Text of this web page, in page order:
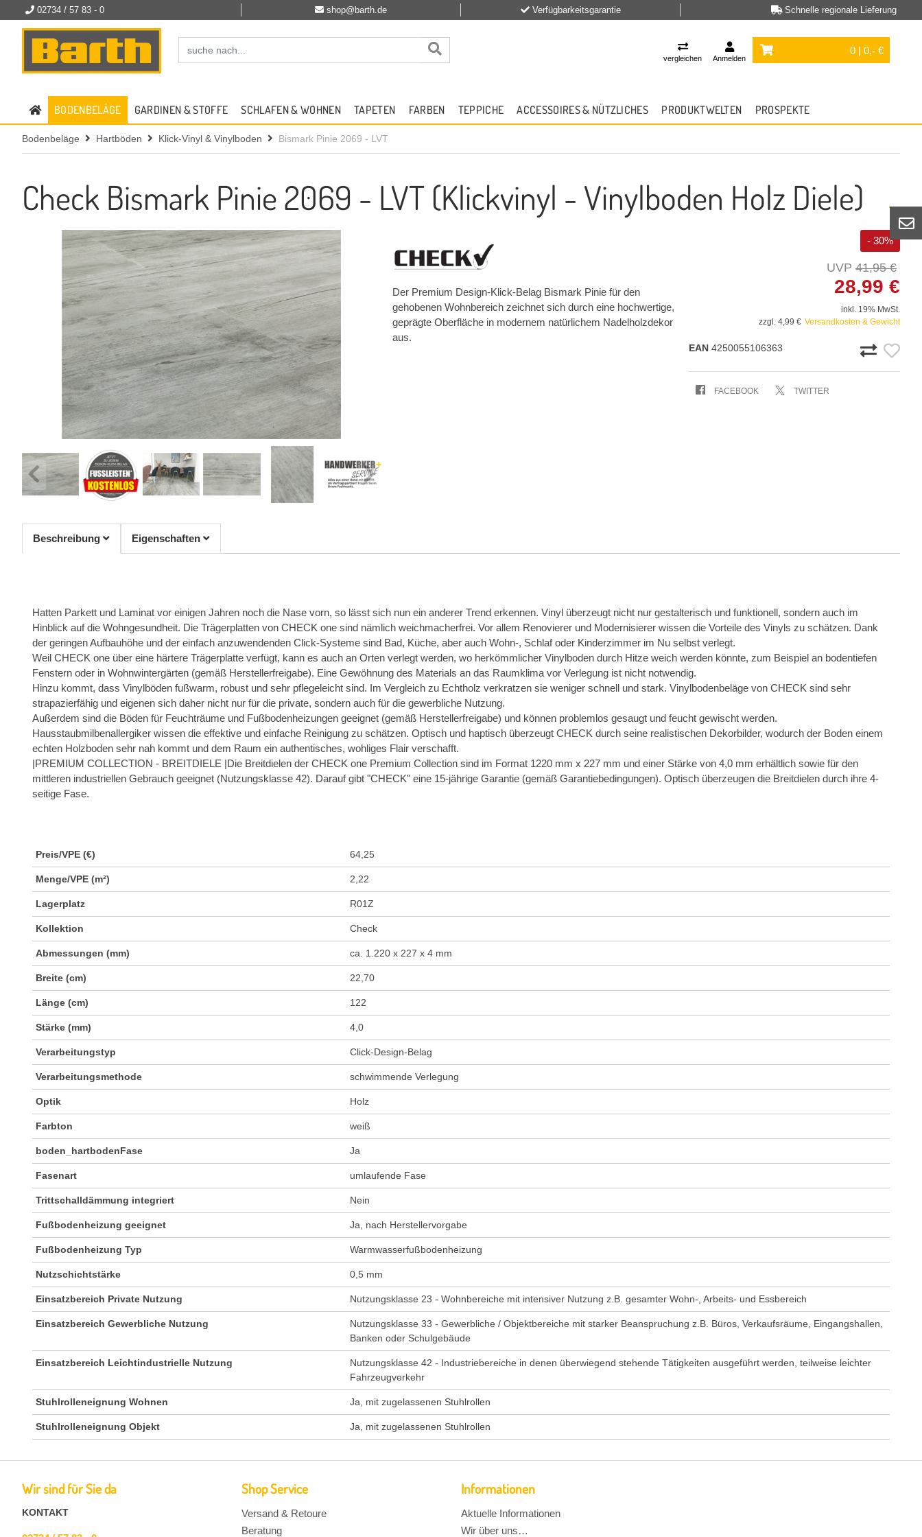
02734 / 57 83 - 0 shop@barth.de Verfügbarkeitsgarantie Schnelle regionale Lieferung
vergleichen Anmelden
0 | 0,- €
BODENBELÄGE GARDINEN & STOFFE SCHLAFEN & WOHNEN TAPETEN FARBEN TEPPICHE ACCESSOIRES & NÜTZLICHES PRODUKTWELTEN PROSPEKTE
Bodenbeläge Hartböden Klick-Vinyl & Vinylboden Bismark Pinie 2069 - LVT
Check Bismark Pinie 2069 - LVT (Klickvinyl - Vinylboden Holz Diele)
- 30%
41,95 €
28,99 €
inkl. 19% MwSt.
zzgl. 4,99 € Versandkosten & Gewicht
EAN 4250055106363
FACEBOOK TWITTER
Der Premium Design-Klick-Belag Bismark Pinie für den
gehobenen Wohnbereich zeichnet sich durch eine hochwertige,
geprägte Oberfläche in modernem natürlichem Nadelholzdekor
aus.
Beschreibung Eigenschaften
Hatten Parkett und Laminat vor einigen Jahren noch die Nase vorn, so lässt sich nun ein anderer Trend erkennen. Vinyl überzeugt nicht nur gestalterisch und funktionell, sondern auch im
Hinblick auf die Wohngesundheit. Die Trägerplatten von CHECK one sind nämlich weichmacherfrei. Vor allem Renovierer und Modernisierer wissen die Vorteile des Vinyls zu schätzen. Dank
der geringen Aufbauhöhe und der einfach anzuwendenden Click-Systeme sind Bad, Küche, aber auch Wohn-, Schlaf oder Kinderzimmer im Nu selbst verlegt.
Weil CHECK one über eine härtere Trägerplatte verfügt, kann es auch an Orten verlegt werden, wo herkömmlicher Vinylboden durch Hitze weich werden könnte, zum Beispiel an bodentiefen
Fenstern oder in Wohnwintergärten (gemäß Herstellerfreigabe). Eine Gewöhnung des Materials an das Raumklima vor Verlegung ist nicht notwendig.
Hinzu kommt, dass Vinylböden fußwarm, robust und sehr pflegeleicht sind. Im Vergleich zu Echtholz verkratzen sie weniger schnell und stark. Vinylbodenbeläge von CHECK sind sehr
strapazierfähig und eigenen sich daher nicht nur für die private, sondern auch für die gewerbliche Nutzung.
Außerdem sind die Böden für Feuchträume und Fußbodenheizungen geeignet (gemäß Herstellerfreigabe) und können problemlos gesaugt und feucht gewischt werden.
Hausstaubmilbenallergiker wissen die effektive und einfache Reinigung zu schätzen. Optisch und haptisch überzeugt CHECK durch seine realistischen Dekorbilder, wodurch der Boden einem
echten Holzboden sehr nah kommt und dem Raum ein authentisches, wohliges Flair verschafft.
|PREMIUM COLLECTION - BREITDIELE |Die Breitdielen der CHECK one Premium Collection sind im Format 1220 mm x 227 mm und einer Stärke von 4,0 mm erhältlich sowie für den
mittleren industriellen Gebrauch geeignet (Nutzungsklasse 42). Darauf gibt "CHECK" eine 15-jährige Garantie (gemäß Garantiebedingungen). Optisch überzeugen die Breitdielen durch ihre 4-
seitige Fase.
Preis/VPE (€) 64,25
Menge/VPE (m²) 2,22
Lagerplatz R01Z
Kollektion Check
Abmessungen (mm) ca. 1.220 x 227 x 4 mm
Breite (cm) 22,70
Länge (cm) 122
Stärke (mm) 4,0
Verarbeitungstyp Click-Design-Belag
Verarbeitungsmethode schwimmende Verlegung
Optik Holz
Farbton weiß
boden_hartbodenFase Ja
Fasenart umlaufende Fase
Trittschalldämmung integriert Nein
Fußbodenheizung geeignet Ja, nach Herstellervorgabe
Fußbodenheizung Typ Warmwasserfußbodenheizung
Nutzschichtstärke 0,5 mm
Einsatzbereich Private Nutzung Nutzungsklasse 23 - Wohnbereiche mit intensiver Nutzung z.B. gesamter Wohn-, Arbeits- und Essbereich
Einsatzbereich Gewerbliche Nutzung
Nutzungsklasse 33 - Gewerbliche / Objektbereiche mit starker Beanspruchung z.B. Büros, Verkaufsräume, Eingangshallen,
Banken oder Schulgebäude
Einsatzbereich Leichtindustrielle Nutzung
Nutzungsklasse 42 - Industriebereiche in denen überwiegend stehende Tätigkeiten ausgeführt werden, teilweise leichter
Fahrzeugverkehr
Stuhlrolleneignung Wohnen Ja, mit zugelassenen Stuhlrollen
Stuhlrolleneignung Objekt Ja, mit zugelassenen Stuhlrollen
Wir sind für Sie da
KONTAKT
Shop Service
Versand & Retoure
Beratung
Informationen
Aktuelle Informationen
Wir über uns…